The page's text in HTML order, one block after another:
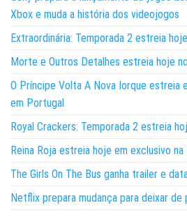
Xbox e muda a história dos videojogos
Extraordinária: Temporada 2 estreia
Morte e Outros Detalhes estreia hoje
O Príncipe Volta A Nova Iorque estreia
em Portugal
Royal Crackers: Temporada 2 estreia
Reina Roja estreia hoje em exclusivo
The Girls On The Bus ganha trailer e
Netflix prepara mudança para deixar de